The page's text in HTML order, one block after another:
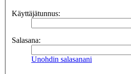
Käyttäjätunnus:
Salasana:
Unohdin salasanani